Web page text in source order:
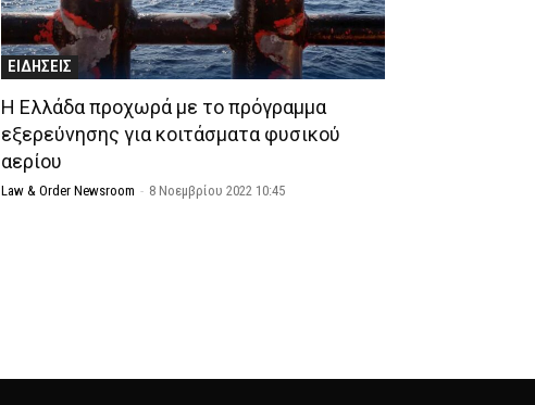
ΕΙΔΗΣΕΙΣ
Η Ελλάδα προχωρά με το πρόγραμμα
εξερεύνησης για κοιτάσματα φυσικού
αερίου
Law & Order Newsroom - 8 Νοεμβρίου 2022 10:45